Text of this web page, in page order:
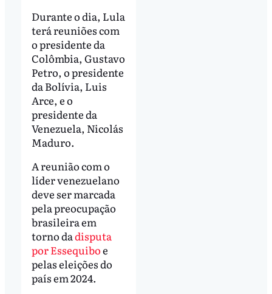
Durante o dia, Lula
terá reuniões com
o presidente da
Colômbia, Gustavo
Petro, o presidente
da Bolívia, Luis
Arce, e o
presidente da
Venezuela, Nicolás
Maduro.
A reunião com o
líder venezuelano
deve ser marcada
pela preocupação
brasileira em
torno dadisputa
por Essequiboe
pelas eleições do
país em 2024.